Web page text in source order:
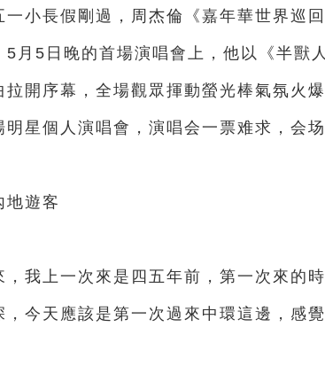
長假剛過，周杰倫《嘉年華世界巡
5月5日晚的首場演唱會上，他以《半獸
拉開序幕，全場觀眾揮動螢光棒氣氛火
星個人演唱會，演唱会一票难求，会
遊客
上一次來是四五年前，第一次來的時
，今天應該是第一次過來中環這邊，感